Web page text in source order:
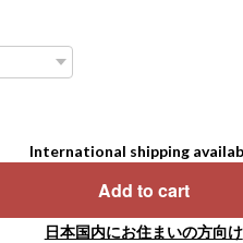
International shipping
Add to cart
日本国内にお住まいの方向け